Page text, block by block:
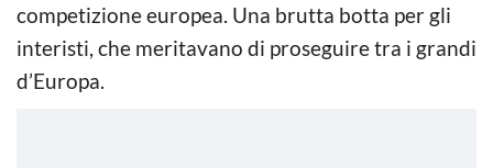
competizione europea. Una brutta botta per gli
interisti, che meritavano di proseguire tra i grandi
d’Europa.